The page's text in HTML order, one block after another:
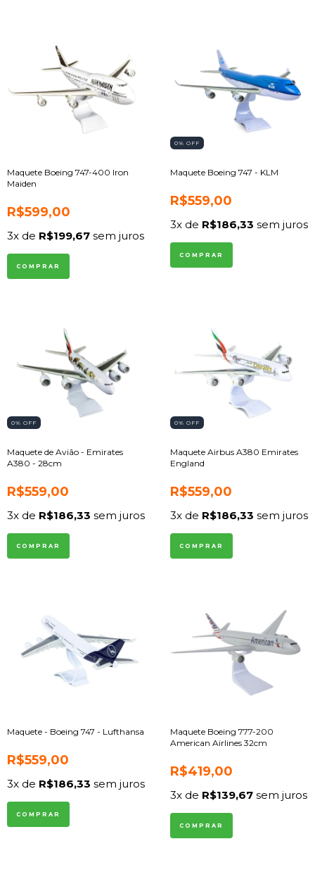
Maquete Boeing 747-400 Iron
Maiden
R$599,00
3x de R$199,67 sem juros
0% OFF
Maquete Boeing 747 - KLM
R$559,00
3x de R$186,33 sem juros
0% OFF
Maquete de Avião - Emirates
A380 - 28cm
R$559,00
3x de R$186,33 sem juros
0% OFF
Maquete Airbus A380 Emirates
England
R$559,00
3x de R$186,33 sem juros
Maquete - Boeing 747 - Lufthansa
R$559,00
3x de R$186,33 sem juros
Maquete Boeing 777-200
American Airlines 32cm
R$419,00
3x de R$139,67sem juros